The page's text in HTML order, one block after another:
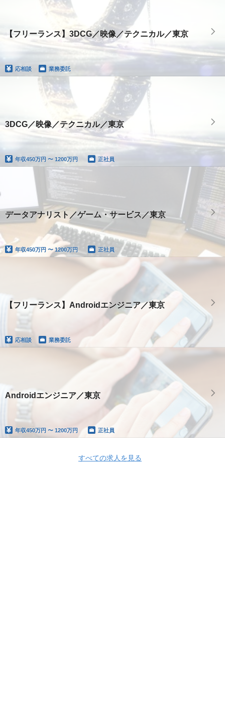
【フリーランス】3DCG／映像／テクニカル／東京
応相談 業務委託
3DCG／映像／テクニカル／東京
年収450万円 〜 1200万円 正社員
データアナリスト／ゲーム・サービス／東京
年収450万円 〜 1200万円 正社員
【フリーランス】Androidエンジニア／東京
応相談 業務委託
Androidエンジニア／東京
年収450万円 〜 1200万円 正社員
すべての求人を見る